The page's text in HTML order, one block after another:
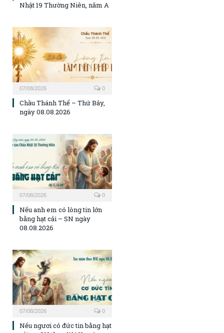
Nhật 19 Thường Niên, năm A
07/08/2026 0
Chầu Thánh Thể – Thứ Bảy,
ngày 08.08.2026
07/08/2026 0
Nếu anh em có lòng tin lớn
bằng hạt cải – SN ngày
08.08.2026
07/08/2026 0
Nếu ngươi có đức tin bằng hạt